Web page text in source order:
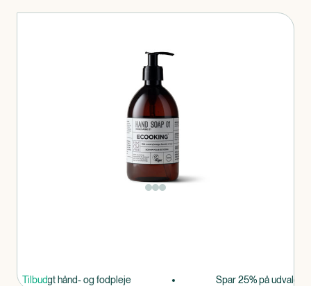
Tilbud
på udvalgt hånd- og fodpleje Spar 25% på udvalgt